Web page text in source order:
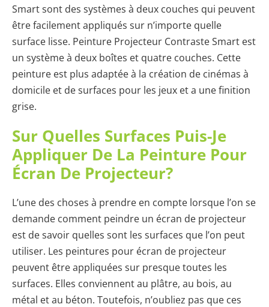
Smart sont des systèmes à deux couches qui peuvent
être facilement appliqués sur n’importe quelle
surface lisse. Peinture Projecteur Contraste Smart est
un système à deux boîtes et quatre couches. Cette
peinture est plus adaptée à la création de cinémas à
domicile et de surfaces pour les jeux et a une finition
grise.
Sur Quelles Surfaces Puis-Je
Appliquer De La Peinture Pour
Écran De Projecteur?
L’une des choses à prendre en compte lorsque l’on se
demande comment peindre un écran de projecteur
est de savoir quelles sont les surfaces que l’on peut
utiliser. Les peintures pour écran de projecteur
peuvent être appliquées sur presque toutes les
surfaces. Elles conviennent au plâtre, au bois, au
métal et au béton. Toutefois, n’oubliez pas que ces